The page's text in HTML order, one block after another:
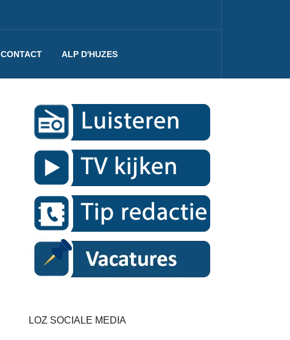
CONTACT ALP D'HUZES
LOZ SOCIALE MEDIA